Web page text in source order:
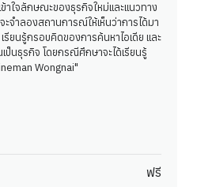
ข้าใจลักษณะของธุรกิจใหม่และแนวทาง
จำลองสถานการณ์ให้เห็นว่าการได้มา
รียนรู้กรอบคิดของการค้นหาไอเดีย และ
นธุรกิจ โดยกรณีศึกษาจะได้เรียนรู้
Wongnai"
ฟรี